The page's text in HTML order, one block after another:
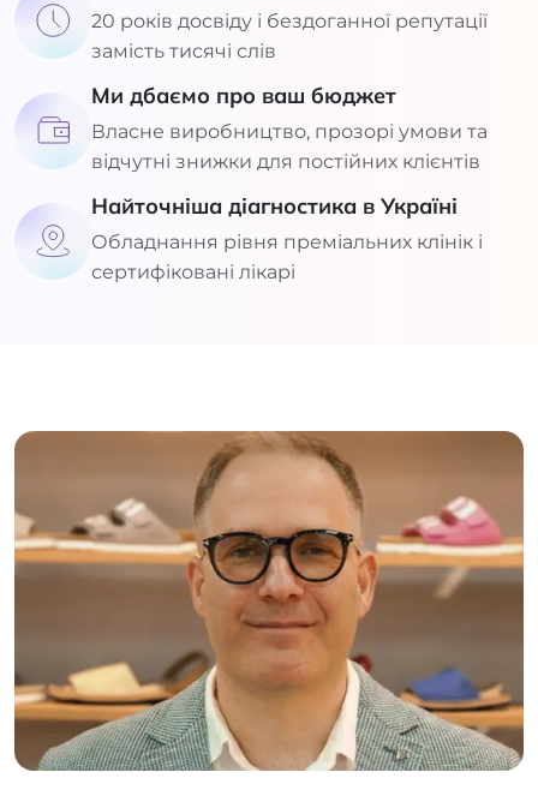
20 років досвіду і бездоганної репутації
замість тисячі слів
Ми дбаємо про ваш бюджет
Власне виробництво, прозорі умови та
відчутні знижки для постійних клієнтів
Найточніша діагностика в Україні
Обладнання рівня преміальних клінік і
сертифіковані лікарі